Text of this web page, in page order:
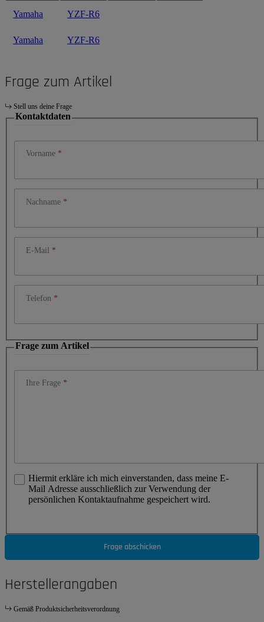
Yamaha YZF-R6
Yamaha YZF-R6
Frage zum Artikel
Stell uns deine Frage
Kontaktdaten
Vorname
Nachname
E-Mail
Telefon
Frage zum Artikel
Ihre Frage
Hiermit erkläre ich mich einverstanden, dass meine E-
Mail Adresse ausschließlich zur Verwendung der
persönlichen Kontaktaufnahme gespeichert wird.
Frage abschicken
Herstellerangaben
Gemäß Produktsicherheitsverordnung